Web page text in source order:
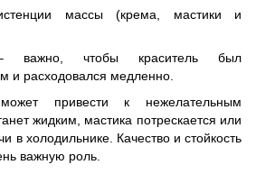
массы (крема, мастики и
– важно, чтобы краситель был
и расходовался медленно.
привести к нежелательным
жидким, мастика потрескается или
в холодильнике. Качество и стойкость
важную роль.